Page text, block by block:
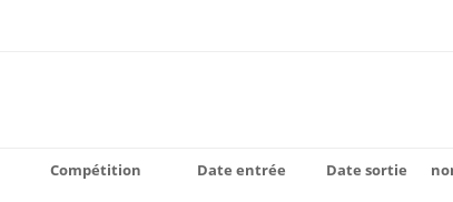
Compétition Date entrée Date sortie